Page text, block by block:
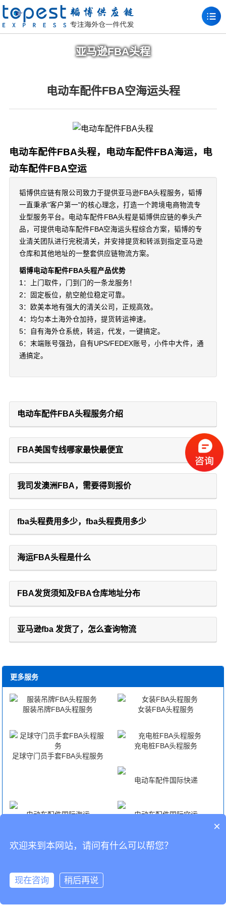
亚马逊FBA头程
电动车配件FBA空海运头程
电动车配件FBA头程，电动车配件FBA海运，电
动车配件FBA空运
韬博供应链有限公司致力于提供亚马逊FBA头程服务，韬博
一直秉承"客户第一"的核心理念，打造一个跨境电商物流专
业型服务平台。电动车配件FBA头程是韬博供应链的拳头产
品，可提供电动车配件FBA空海运头程综合方案，韬博的专
业清关团队进行完税清关，并安排提货和转派到指定亚马逊
仓库和其他地址的一整套供应链物流方案。
韬博电动车配件FBA头程产品优势
1：上门取件，门到门的一条龙服务！
2：固定板位，航空舱位稳定可靠。
3：欧美本地有强大的清关公司，正规高效。
4：均匀本土海外仓加持，提货转运神速。
5：自有海外仓系统，转运，代发，一键搞定。
6：末端账号强劲，自有UPS/FEDEX账号，小件中大件，通
通搞定。
电动车配件FBA头程服务介绍
FBA美国专线哪家最快最便宜
我司发澳洲FBA，需要得到报价
fba头程费用多少，fba头程费用多少
海运FBA头程是什么
FBA发货须知及FBA仓库地址分布
亚马逊fba 发货了，怎么查询物流
更多服务
服装吊牌FBA头程服务 女装FBA头程服务
足球守门员手套FBA头程服务
充电桩FBA头程服务
电动车配件国际快递
电动车配件国际海运 电动车配件国际空运
电动车配件海外仓代发货
CopyRight © 深圳市韬博供应链有限公司
×
欢迎来到本网站，请问有什么可以帮您？
现在咨询 稍后再说